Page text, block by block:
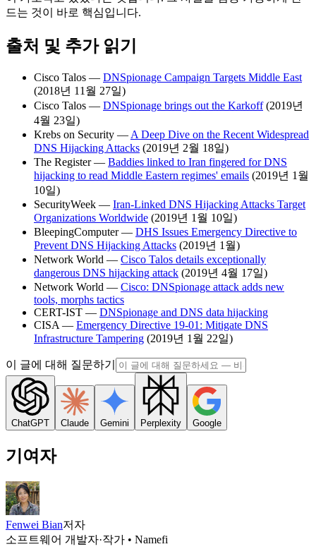
드는 것이 바로 핵심입니다.
출처 및 추가 읽기
Cisco Talos — DNSpionage Campaign Targets Middle East
(2018년 11월 27일)
Cisco Talos — DNSpionage brings out the Karkoff(2019년
4월 23일)
Krebs on Security — A Deep Dive on the Recent Widespread
DNS Hijacking Attacks (2019년 2월 18일)
The Register — Baddies linked to Iran fingered for DNS
hijacking to read Middle Eastern regimes' emails (2019년 1월
10일)
SecurityWeek — Iran-Linked DNS Hijacking Attacks Target
Organizations Worldwide (2019년 1월 10일)
BleepingComputer — DHS Issues Emergency Directive to
Prevent DNS Hijacking Attacks (2019년 1월)
Network World — Cisco Talos details exceptionally
dangerous DNS hijacking attack (2019년 4월 17일)
Network World — Cisco: DNSpionage attack adds new
tools, morphs tactics
CERT-IST — DNSpionage and DNS data hijacking
CISA — Emergency Directive 19-01: Mitigate DNS
Infrastructure Tampering (2019년 1월 22일)
이 글에 대해 질문하기
ChatGPT Claude Gemini Perplexity Google
기여자
Fenwei Bian저자
소프트웨어 개발자·작가 • Namefi